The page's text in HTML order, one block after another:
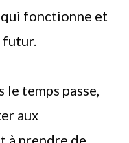
fonctionne et
temps passe,
aux
à prendre de